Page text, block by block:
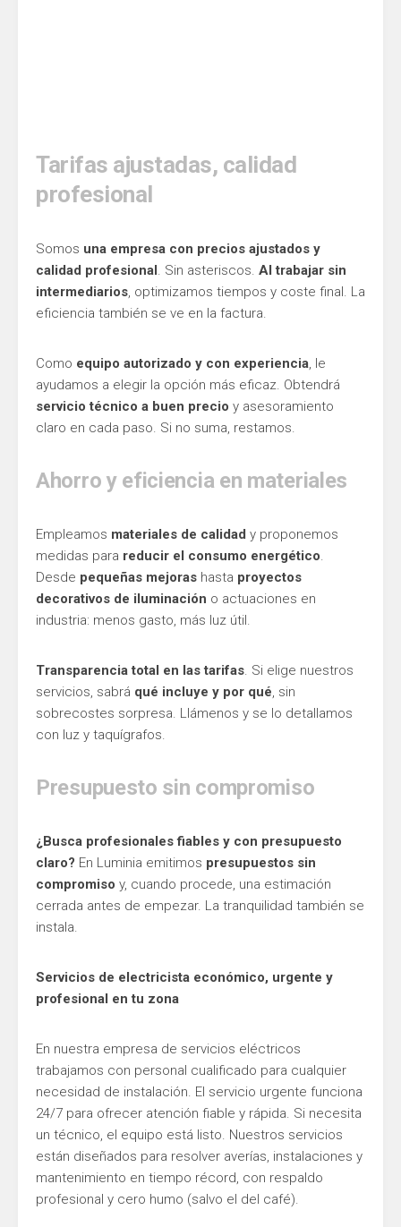
Tarifas ajustadas, calidad
profesional
Somos una empresa con precios ajustados y
calidad profesional . Sin asteriscos. Al trabajar sin
intermediarios, optimizamos tiempos y coste final. La
eficiencia también se ve en la factura.
Como equipo autorizado y con experiencia, le
ayudamos a elegir la opción más eficaz. Obtendrá
servicio técnico a buen precio y asesoramiento
claro en cada paso. Si no suma, restamos.
Ahorro y eficiencia en materiales
Empleamos materiales de calidad y proponemos
medidas para reducir el consumo energético.
Desde pequeñas mejoras hasta proyectos
decorativos de iluminación o actuaciones en
industria: menos gasto, más luz útil.
Transparencia total en las tarifas. Si elige nuestros
servicios, sabrá qué incluye y por qué, sin
sobrecostes sorpresa. Llámenos y se lo detallamos
con luz y taquígrafos.
Presupuesto sin compromiso
¿Busca profesionales fiables y con presupuesto
claro? En Luminia emitimos presupuestos sin
compromiso y, cuando procede, una estimación
cerrada antes de empezar. La tranquilidad también se
instala.
Servicios de electricista económico, urgente y
profesional en tu zona
En nuestra empresa de servicios eléctricos
trabajamos con personal cualificado para cualquier
necesidad de instalación. El servicio urgente funciona
24/7 para ofrecer atención fiable y rápida. Si necesita
un técnico, el equipo está listo. Nuestros servicios
están diseñados para resolver averías, instalaciones y
mantenimiento en tiempo récord, con respaldo
profesional y cero humo (salvo el del café).